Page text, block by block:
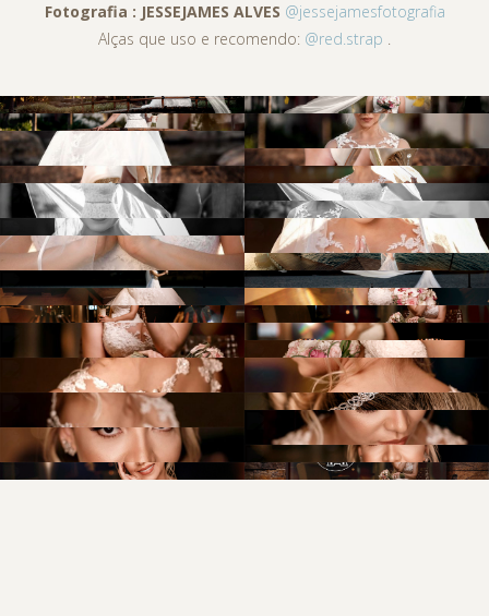
Fotografia : JESSEJAMES ALVES @jessejamesfotografia
Alças que uso e recomendo: @red.strap .